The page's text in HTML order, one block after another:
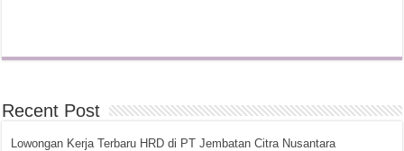
Recent Post
Lowongan Kerja Terbaru HRD di PT Jembatan Citra Nusantara